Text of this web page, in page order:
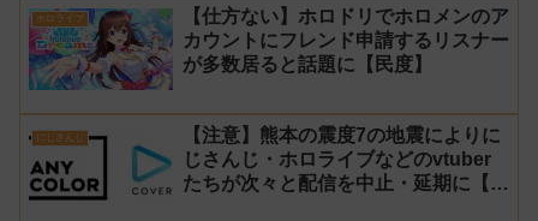
ホロライブ
【仕方ない】ホロドリでホロメンのア
カウントにフレンド申請するリスナー
が多数居ると話題に【民度】
にじさんじ
【注意】熊本の震度7の地震によりに
じさんじ・ホロライブなどのvtuber
たちが次々と配信を中止・延期に【不